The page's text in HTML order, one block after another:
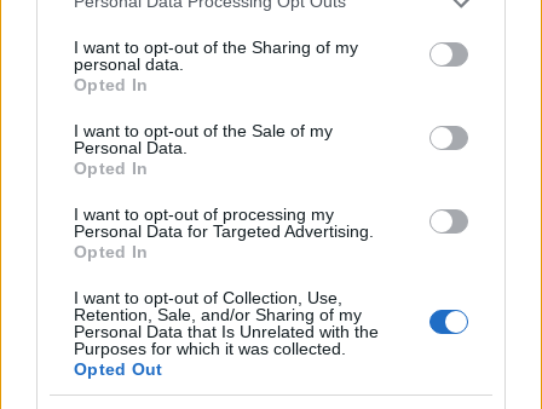
not limited to your visit or usage behaviour. You may click to
grant or deny consent to Google and its third-party tags to
use your data for below specified purposes in below Google
consent section.
I want to opt-out of the Sharing of my
personal data.
Opted In
I want to opt-out of the Sale of my
Personal Data.
Opted In
I want to opt-out of processing my
Personal Data for Targeted Advertising.
Opted In
I want to opt-out of Collection, Use,
Retention, Sale, and/or Sharing of my
Personal Data that Is Unrelated with the
Purposes for which it was collected.
Opted Out
Test tunnel Olbia: rampe chiuse ancora fino a
fine agosto